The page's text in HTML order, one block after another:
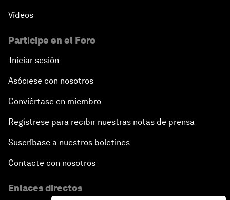
Vídeos
Participe en el Foro
Iniciar sesión
Asóciese con nosotros
Conviértase en miembro
Regístrese para recibir nuestras notas de prensa
Suscríbase a nuestros boletines
Contacte con nosotros
Enlaces directos